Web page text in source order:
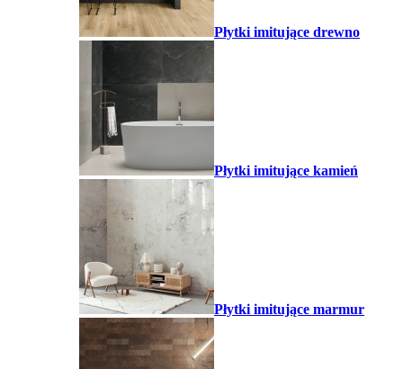
Płytki imitujące drewno
Płytki imitujące kamień
Płytki imitujące marmur